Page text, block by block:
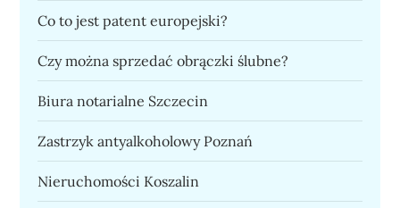
Co to jest patent europejski?
Czy można sprzedać obrączki ślubne?
Biura notarialne Szczecin
Zastrzyk antyalkoholowy Poznań
Nieruchomości Koszalin